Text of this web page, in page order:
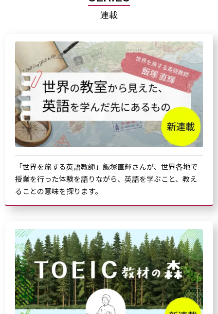
連載
「世界を旅する英語教師」飯塚直輝さんが、世界各地で
授業を行った体験を語りながら、英語を学ぶこと、教え
ることの意味を探ります。